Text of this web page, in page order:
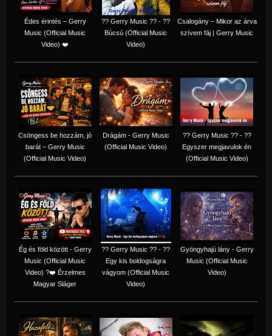
Édes érintés – Gerry
Music (Official Music
Video) ❤️
?? Gerry Music ?? - ??
Búcsú (Official Music
Video)
Csalogány – Mikor az árva
szívem fáj | Gerry Music
Csöngess be hozzám, jó
barát – Gerry Music
(Official Music Video)
Drágám - Gerry Music
(Official Music Video)
?? Gerry Music ?? - ??
Egyszer megjavulok én
(Official Music Video)
Ég és föld között - Gerry
Music (Official Music
Video) ?❤️ Érzelmes
Magyar Sláger
?? Gerry Music ?? - ??
Egy kis boldogságra
vágyom (Official Music
Video)
Gyöngyhajú lány - Gerry
Music (Official Music
Video)